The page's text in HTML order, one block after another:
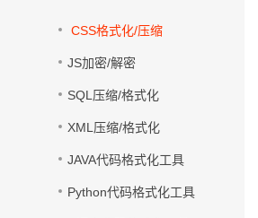
CSS格式化/压缩
JS加密/解密
SQL压缩/格式化
XML压缩/格式化
JAVA代码格式化工具
Python代码格式化工具